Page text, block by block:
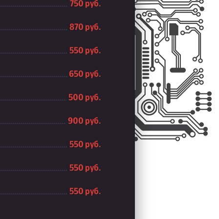
750 руб.
870 руб.
550 руб.
650 руб.
500 руб.
900 руб.
550 руб.
550 руб.
550 руб.